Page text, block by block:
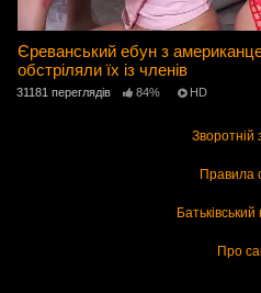
Єреванський ебун з
обстріляли їх із членів
31181 переглядів 84% HD
Зворотній
Правила
Про